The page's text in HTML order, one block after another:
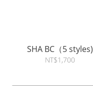
SHA BC（5 styles)
NT$1,700